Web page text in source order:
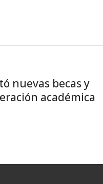
nuevas becas y
académica